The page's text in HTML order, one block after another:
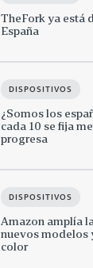
TheFork ya está
España
DISPOSITIVOS
¿Somos los
cada 10 se fija
progresa
DISPOSITIVOS
Amazon amplía
nuevos modelos
color